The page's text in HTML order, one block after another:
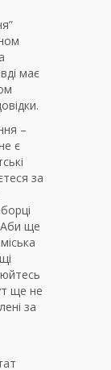
має
–
є
за
ще
ще не
за